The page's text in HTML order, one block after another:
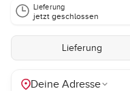
Lieferung
jetzt geschlossen
Lieferung
Deine Adresse